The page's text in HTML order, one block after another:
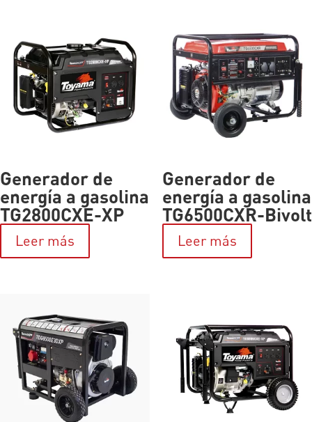
Generador de
energía a gasolina
TG2800CXE-XP
Leer más
Generador de
energía a gasolina
TG6500CXR-Bivolt
Leer más